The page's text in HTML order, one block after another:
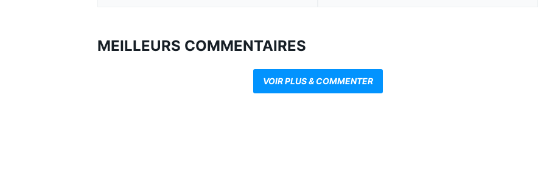
MEILLEURS COMMENTAIRES
VOIR PLUS & COMMENTER